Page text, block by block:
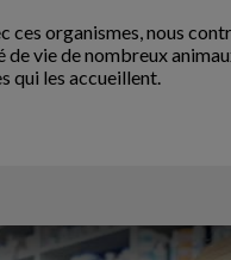
ces organismes, nous
vie de nombreux
qui les accueillent.